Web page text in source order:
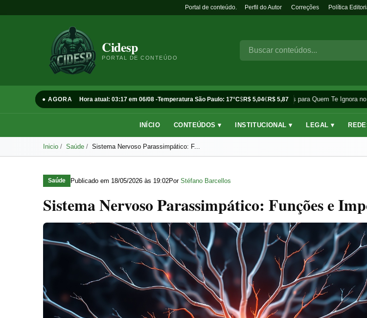
Portal de conteúdo. Perfil do Autor Correções Política
Cidesp
PORTAL DE CONTEÚDO
● AGORA Hora atual: 03:17 em 06/08 -Temperatura São Paulo: 17°C$R$ 5,04€R$ 5,87
Frases para Quem Te Ignora no
INÍCIO CONTEÚDOS ▾ INSTITUCIONAL ▾ LEGAL ▾
Inicio Saúde Sistema Nervoso Parassimpático: F...
Saúde Publicado em 18/05/2026 às 19:02Por Stéfano Barcellos
Sistema Nervoso Parassimpático: Funções e